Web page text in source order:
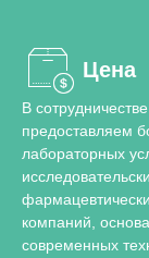
с
(RT-
В
предоставляем
лабораторных
компаний,
современных
Цена